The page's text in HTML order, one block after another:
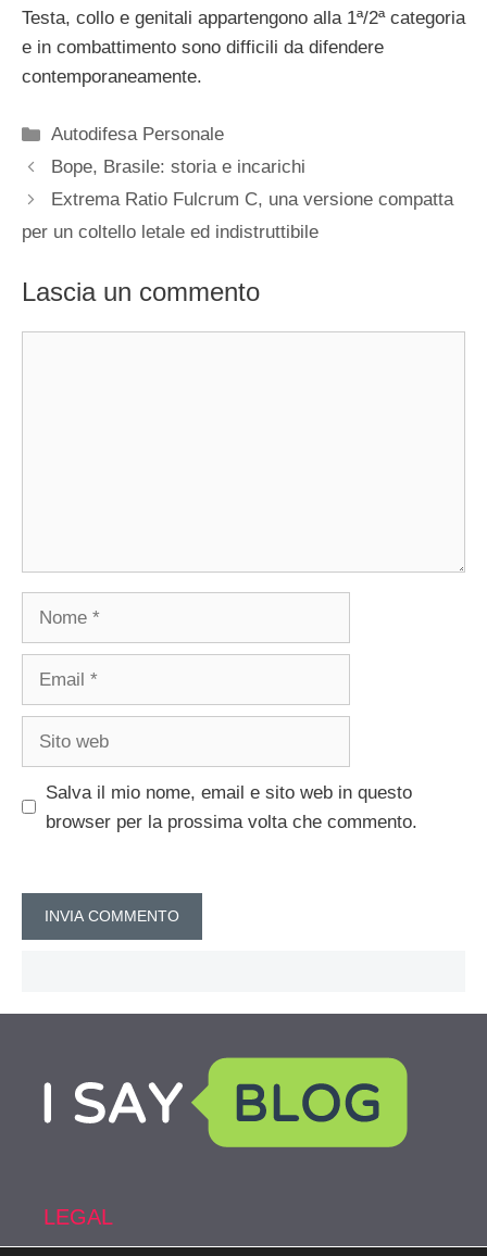
Testa, collo e genitali appartengono alla 1ª/2ª categoria
e in combattimento sono difficili da difendere
contemporaneamente.
Categorie
Autodifesa Personale
Bope, Brasile: storia e incarichi
Extrema Ratio Fulcrum C, una versione compatta
per un coltello letale ed indistruttibile
Lascia un commento
Nome
Email
Sito
Salva il mio nome, email e sito web in questo
browser per la prossima volta che commento.
LEGAL